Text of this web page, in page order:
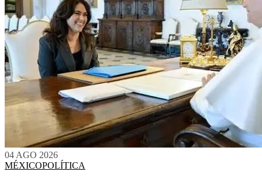
04 AGO 2026
MÉXICOPOLÍTICA